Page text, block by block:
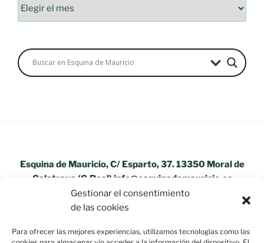
Gestionar el consentimiento
de las cookies
Para ofrecer las mejores experiencias, utilizamos tecnologías como las
Esquina de Mauricio, C/ Esparto, 37. 13350 Moral de
Calatrava (C.Real) info@esquinademauricio.es
«Aviso Legal»